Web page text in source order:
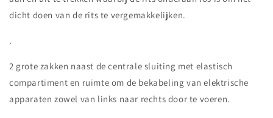
dicht doen van de rits te vergemakkelijken.
.
2 grote zakken naast de centrale sluiting met elastisch
compartiment en ruimte om de bekabeling van elektrische
apparaten zowel van links naar rechts door te voeren.